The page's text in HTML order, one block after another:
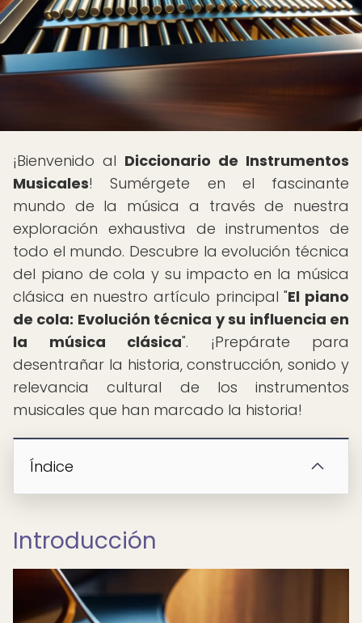
¡Bienvenido al Diccionario de Instrumentos
Musicales! Sumérgete en el fascinante
mundo de la música a través de nuestra
exploración exhaustiva de instrumentos de
todo el mundo. Descubre la evolución técnica
del piano de cola y su impacto en la música
clásica en nuestro artículo principal "El piano
de cola: Evolución técnica y su influencia en
la música clásica". ¡Prepárate para
desentrañar la historia, construcción, sonido y
relevancia cultural de los instrumentos
musicales que han marcado la historia!
Índice
Introducción